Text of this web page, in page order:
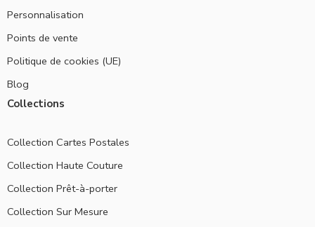
Personnalisation
Points de vente
Politique de cookies (UE)
Blog
Collections
Collection Cartes Postales
Collection Haute Couture
Collection Prêt-à-porter
Collection Sur Mesure